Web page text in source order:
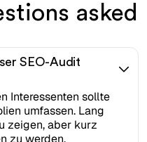
asked
SEO-Audit
Interessenten sollte
umfassen. Lang
zeigen, aber kurz
zu werden.